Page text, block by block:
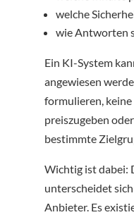
welche
wie Antworten
Ein KI-System
angewiesen
formulieren,
preiszugeben
bestimmte
Wichtig ist dabei:
unterscheidet
Anbieter. Es